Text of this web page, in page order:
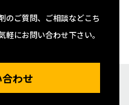
のご質問、ご相談などこち
にお問い合わせ下さい。
わせ